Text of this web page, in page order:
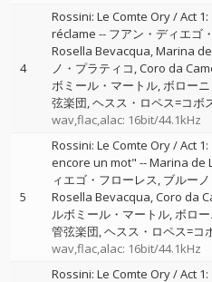
4
Rossini: Le Comte Ory / Act
réclame -- フアン・ディエゴ
Rosella Bevacqua Marina
ノ・プラティコ Coro da
ボミール・マートル ボロー
弦楽団 ヘスス・ロペス=コボ
wav,flac,alac: 16bit/44.1kHz
5
Rossini: Le Comte Ory / Act
encore un mot" --Marina de
ィエゴ・フローレス ブルー
Rosella Bevacqua Coro da
ルボミール・マートル ボロ
管弦楽団 ヘスス・ロペス=コ
wav,flac,alac: 16bit/44.1kHz
Rossini: Le Comte Ory / Act